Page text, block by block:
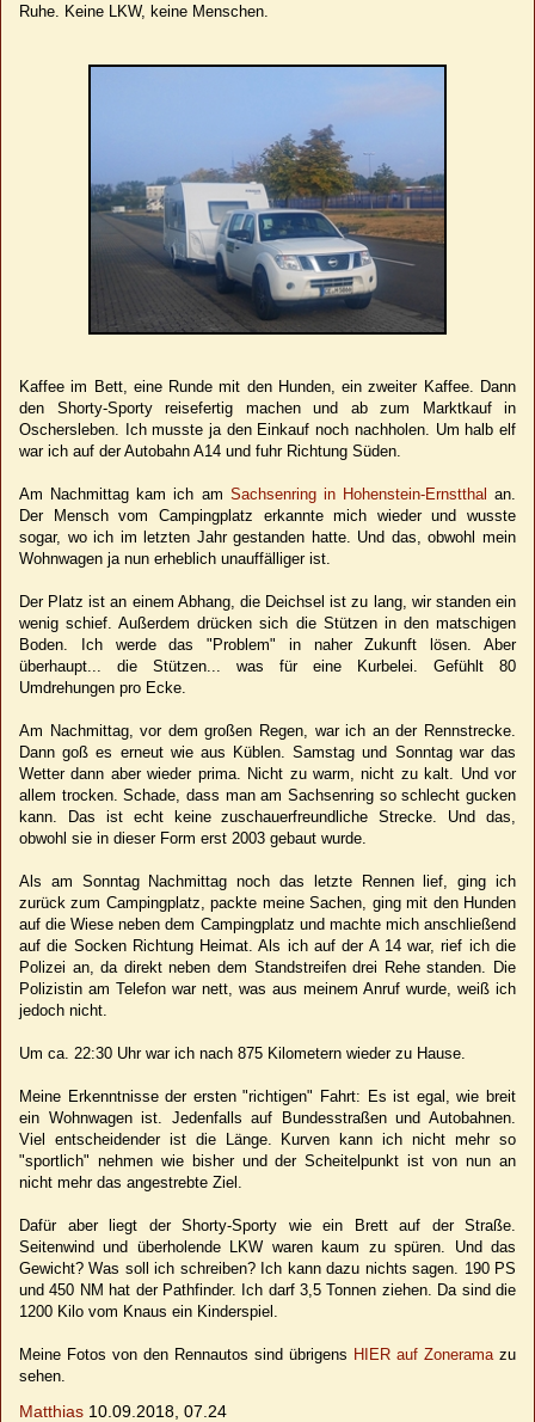
Ruhe. Keine LKW, keine Menschen.
Kaffee im Bett, eine Runde mit den Hunden, ein zweiter Kaffee. Dann
den Shorty-Sporty reisefertig machen und ab zum Marktkauf in
Oschersleben. Ich musste ja den Einkauf noch nachholen. Um halb elf
war ich auf der Autobahn A14 und fuhr Richtung Süden.
Am Nachmittag kam ich am Sachsenring in Hohenstein-Ernstthal an.
Der Mensch vom Campingplatz erkannte mich wieder und wusste
sogar, wo ich im letzten Jahr gestanden hatte. Und das, obwohl mein
Wohnwagen ja nun erheblich unauffälliger ist.
Der Platz ist an einem Abhang, die Deichsel ist zu lang, wir standen ein
wenig schief. Außerdem drücken sich die Stützen in den matschigen
Boden. Ich werde das "Problem" in naher Zukunft lösen. Aber
überhaupt... die Stützen... was für eine Kurbelei. Gefühlt 80
Umdrehungen pro Ecke.
Am Nachmittag, vor dem großen Regen, war ich an der Rennstrecke.
Dann goß es erneut wie aus Küblen. Samstag und Sonntag war das
Wetter dann aber wieder prima. Nicht zu warm, nicht zu kalt. Und vor
allem trocken. Schade, dass man am Sachsenring so schlecht gucken
kann. Das ist echt keine zuschauerfreundliche Strecke. Und das,
obwohl sie in dieser Form erst 2003 gebaut wurde.
Als am Sonntag Nachmittag noch das letzte Rennen lief, ging ich
zurück zum Campingplatz, packte meine Sachen, ging mit den Hunden
auf die Wiese neben dem Campingplatz und machte mich anschließend
auf die Socken Richtung Heimat. Als ich auf der A 14 war, rief ich die
Polizei an, da direkt neben dem Standstreifen drei Rehe standen. Die
Polizistin am Telefon war nett, was aus meinem Anruf wurde, weiß ich
jedoch nicht.
Um ca. 22:30 Uhr war ich nach 875 Kilometern wieder zu Hause.
Meine Erkenntnisse der ersten "richtigen" Fahrt: Es ist egal, wie breit
ein Wohnwagen ist. Jedenfalls auf Bundesstraßen und Autobahnen.
Viel entscheidender ist die Länge. Kurven kann ich nicht mehr so
"sportlich" nehmen wie bisher und der Scheitelpunkt ist von nun an
nicht mehr das angestrebte Ziel.
Dafür aber liegt der Shorty-Sporty wie ein Brett auf der Straße.
Seitenwind und überholende LKW waren kaum zu spüren. Und das
Gewicht? Was soll ich schreiben? Ich kann dazu nichts sagen. 190 PS
und 450 NM hat der Pathfinder. Ich darf 3,5 Tonnen ziehen. Da sind die
1200 Kilo vom Knaus ein Kinderspiel.
Meine Fotos von den Rennautos sind übrigens HIER auf Zonerama zu
sehen.
Matthias 10.09.2018, 07.24